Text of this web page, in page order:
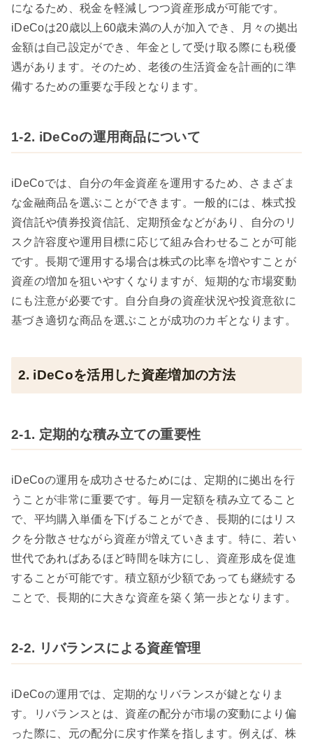
になるため、税金を軽減しつつ資産形成が可能です。
iDeCoは20歳以上60歳未満の人が加入でき、月々の拠出
金額は自己設定ができ、年金として受け取る際にも税優
遇があります。そのため、老後の生活資金を計画的に準
備するための重要な手段となります。
1-2. iDeCoの運用商品について
iDeCoでは、自分の年金資産を運用するため、さまざま
な金融商品を選ぶことができます。一般的には、株式投
資信託や債券投資信託、定期預金などがあり、自分のリ
スク許容度や運用目標に応じて組み合わせることが可能
です。長期で運用する場合は株式の比率を増やすことが
資産の増加を狙いやすくなりますが、短期的な市場変動
にも注意が必要です。自分自身の資産状況や投資意欲に
基づき適切な商品を選ぶことが成功のカギとなります。
2. iDeCoを活用した資産増加の方法
2-1. 定期的な積み立ての重要性
iDeCoの運用を成功させるためには、定期的に拠出を行
うことが非常に重要です。毎月一定額を積み立てること
で、平均購入単価を下げることができ、長期的にはリス
クを分散させながら資産が増えていきます。特に、若い
世代であればあるほど時間を味方にし、資産形成を促進
することが可能です。積立額が少額であっても継続する
ことで、長期的に大きな資産を築く第一歩となります。
2-2. リバランスによる資産管理
iDeCoの運用では、定期的なリバランスが鍵となりま
す。リバランスとは、資産の配分が市場の変動により偏
った際に、元の配分に戻す作業を指します。例えば、株